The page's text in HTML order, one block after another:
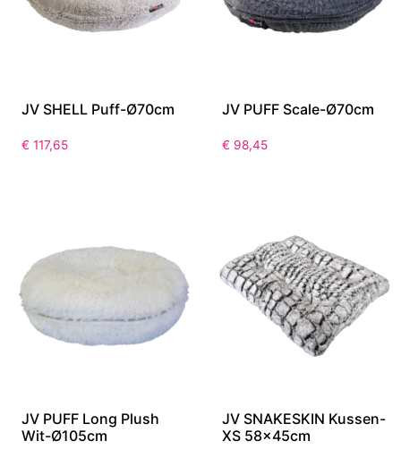
JV SHELL Puff-Ø70cm
€ 117,65
JV PUFF Scale-Ø70cm
€ 98,45
JV PUFF Long Plush
Wit-Ø105cm
JV SNAKESKIN Kussen-
XS 58x45cm